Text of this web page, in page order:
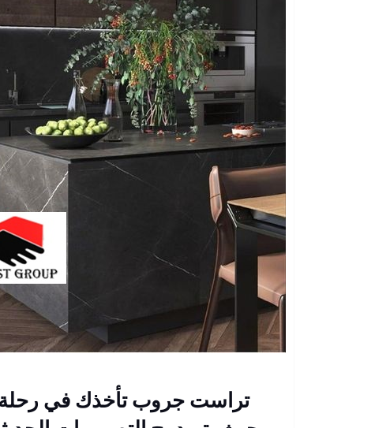
تراست جروب تأخذك في رحلة